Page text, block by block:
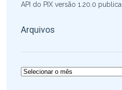
API do PIX versão 1.20.0
Arquivos
Arquivos